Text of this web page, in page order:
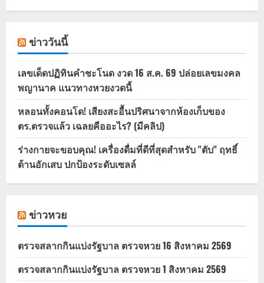
ข่าววันนี้
เลขเด็ดปฏิทินคำชะโนด งวด 16 ส.ค. 69 ปล่อยเลขมงคล
พญานาค แนวทางหวยงวดนี้
หลอนทั้งคอนโด! เสียงสะอื้นปริศนาจากห้องเก็บของ
ตร.ตรวจแล้ว เฉลยคืออะไร? (มีคลิป)
ร่างกายจะขอบคุณ! เครื่องดื่มที่ดีที่สุดสำหรับ "ตับ" ฤทธิ์
ต้านอักเสบ ปกป้องระดับเซลล์
ข่าวหวย
ตรวจสลากกินแบ่งรัฐบาล ตรวจหวย 16 สิงหาคม 2569
ตรวจสลากกินแบ่งรัฐบาล ตรวจหวย 1 สิงหาคม 2569